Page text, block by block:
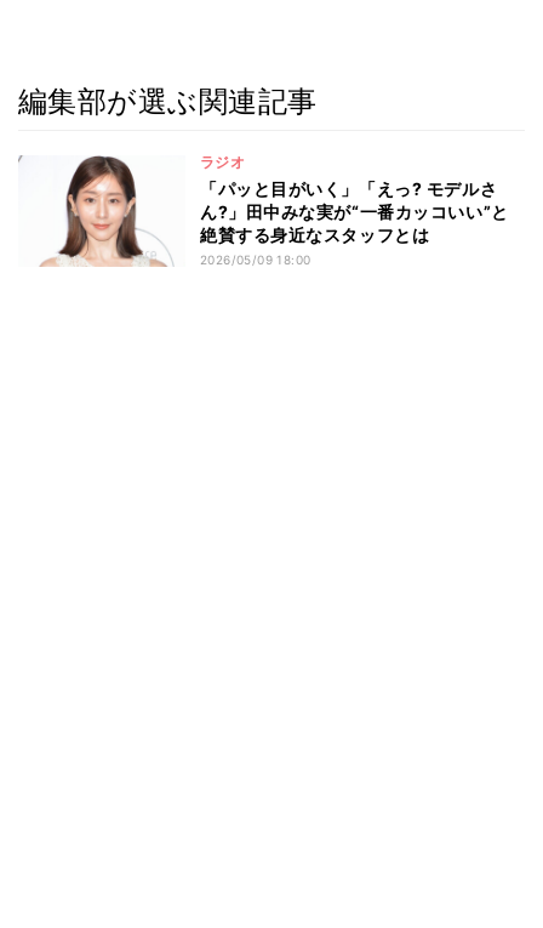
編集部が選ぶ関連記事
ラジオ
「パッと目がいく」「えっ? モデルさ
ん?」田中みな実が“一番カッコいい”と
絶賛する身近なスタッフとは
2026/05/09 18:00